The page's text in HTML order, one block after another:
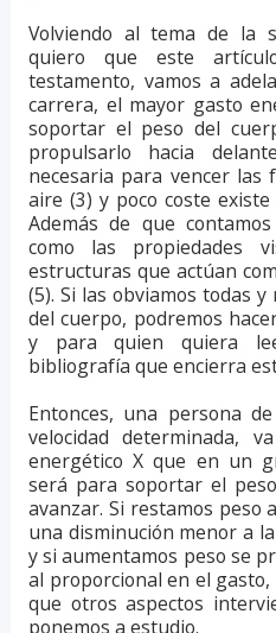
Volviendo al tema de la
quiero que este
testamento, vamos a
carrera, el mayor gasto
soportar el peso del
propulsarlo hacia
necesaria para vencer las
aire (3) y poco coste
Además de que
como las propiedades
estructuras que actúan
(5). Si las obviamos todas
del cuerpo, podremos
y para quien quiera
bibliografía que encierra
Entonces, una persona
velocidad determinada,
energético X que en un
será para soportar el
avanzar. Si restamos peso
una disminución menor a
y si aumentamos peso se
al proporcional en el
que otros aspectos
ponemos a estudio.